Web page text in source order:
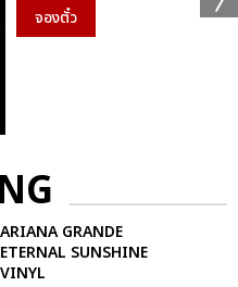
จองตั๋ว
ARIANA GRANDE
ETERNAL SUNSHINE
VINYL